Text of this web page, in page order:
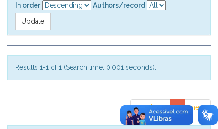
In order
Authors/record
Results 1-1 of 1 (Search time: 0.001 seconds).
previous 1 next